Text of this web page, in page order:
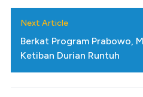
Next Article
Berkat Program Prabowo,
Ketiban Durian Runtuh